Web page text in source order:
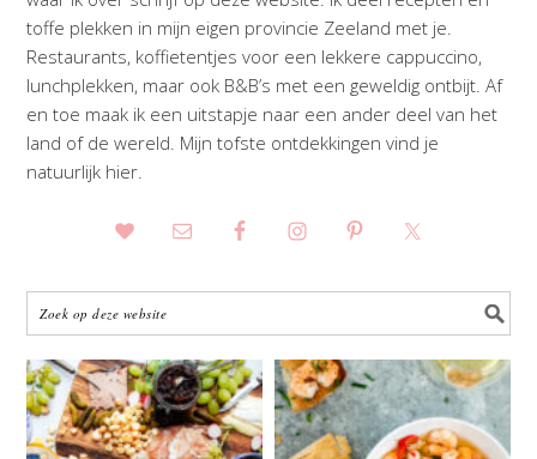
toffe plekken in mijn eigen provincie Zeeland met je.
Restaurants, koffietentjes voor een lekkere cappuccino,
lunchplekken, maar ook B&B’s met een geweldig ontbijt. Af
en toe maak ik een uitstapje naar een ander deel van het
land of de wereld. Mijn tofste ontdekkingen vind je
natuurlijk hier.